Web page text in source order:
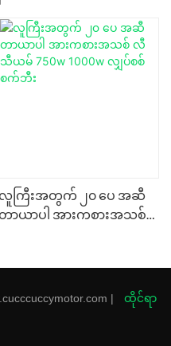
လူကြီးအတွက် ၂၀ ပေ အဆီ
တာယာပါ အားကစားအသစ်
|
ထိုင်ရာ